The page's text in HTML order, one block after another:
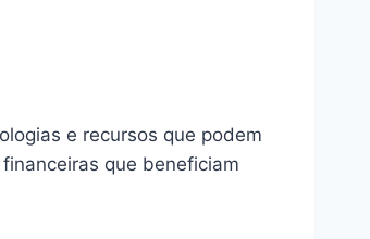
e recursos que podem
que beneficiam